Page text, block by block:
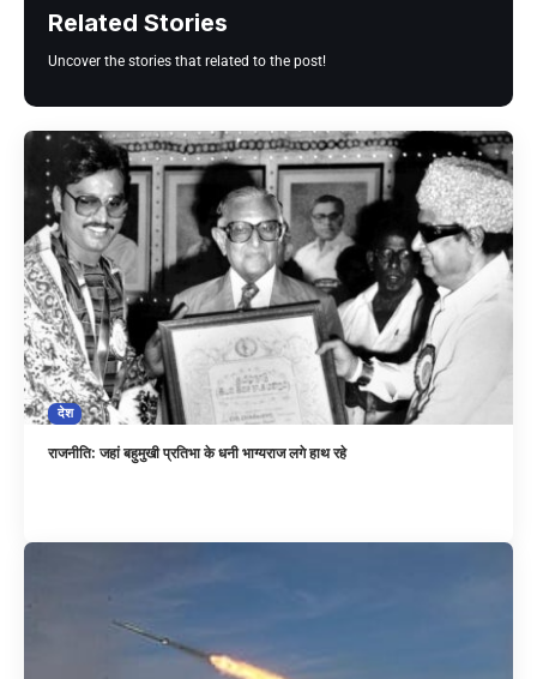
Related Stories
Uncover the stories that related to the post!
देश
राजनीति: जहां बहुमुखी प्रतिभा के धनी भाग्यराज लगे हाथ रहे